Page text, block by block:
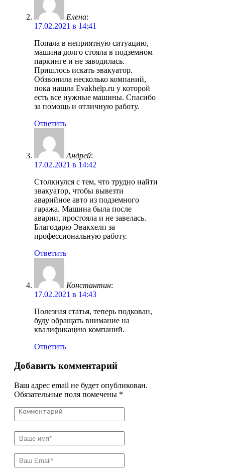
Елена:
17.02.2021 в 14:41
Попала в неприятную ситуацию,
машина долго стояла в подземном
паркинге и не заводилась.
Пришлось искать эвакуатор.
Обзвонила несколько компаний,
пока нашла Evakhelp.ru у которой
есть все нужные машины. Спасибо
за помощь и отличную работу.
Ответить
Андрей:
17.02.2021 в 14:42
Столкнулся с тем, что трудно найти
эвакуатор, чтобы вывезти
аварийное авто из подземного
гаража. Машина была после
аварии, простояла и не завелась.
Благодарю Эвакхелп за
профессиональную работу.
Ответить
Константин:
17.02.2021 в 14:43
Полезная статья, теперь подкован,
буду обращать внимание на
квалификацию компаний.
Ответить
Добавить комментарий
Ваш адрес email не будет опубликован.
Обязательные поля помечены *